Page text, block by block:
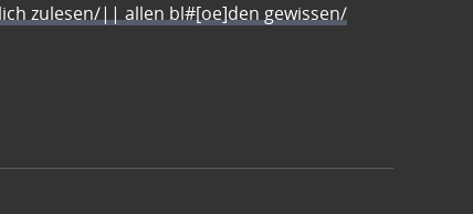
zulesen/|| allen bl#[oe]den gewissen/